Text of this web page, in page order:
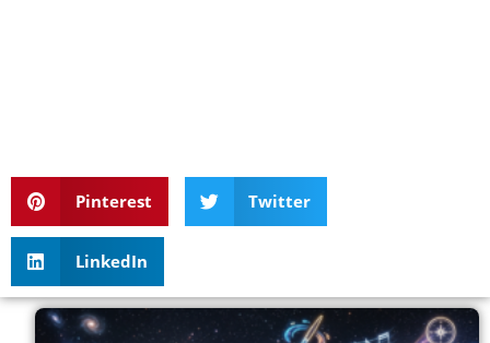
Pinterest Twitter
LinkedIn